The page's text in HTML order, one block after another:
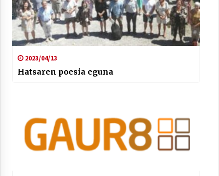
2023/04/13
Hatsaren poesia eguna